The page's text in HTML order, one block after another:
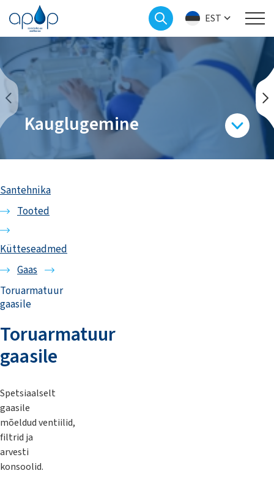
EST
Kauglugemine
Santehnika
Tooted
Kütteseadmed
Gaas
Toruarmatuur
gaasile
Toruarmatuur
gaasile
Spetsiaalselt
gaasile
mõeldud ventiilid,
filtrid ja
arvesti
konsoolid.